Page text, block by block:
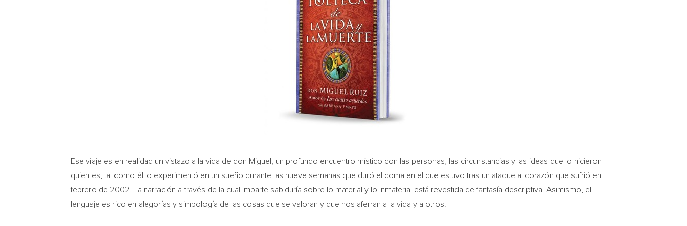
Ese viaje es en realidad un vistazo a la vida de don Miguel, un profundo encuentro místico con las personas, las circunstancias y las ideas que lo hicieron
quien es, tal como él lo experimentó en un sueño durante las nueve semanas que duró el coma en el que estuvo tras un ataque al corazón que sufrió en
febrero de 2002. La narración a través de la cual imparte sabiduría sobre lo material y lo inmaterial está revestida de fantasía descriptiva. Asimismo, el
lenguaje es rico en alegorías y simbología de las cosas que se valoran y que nos aferran a la vida y a otros.